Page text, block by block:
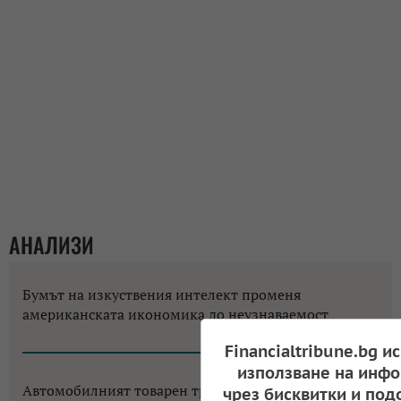
АНАЛИЗИ
Бумът на изкуствения интелект променя
американската икономика до неузнаваемост
Автомобилният товарен транспорт в ЕС се
Financialtribune.bg
използване на
чрез бисквитки и